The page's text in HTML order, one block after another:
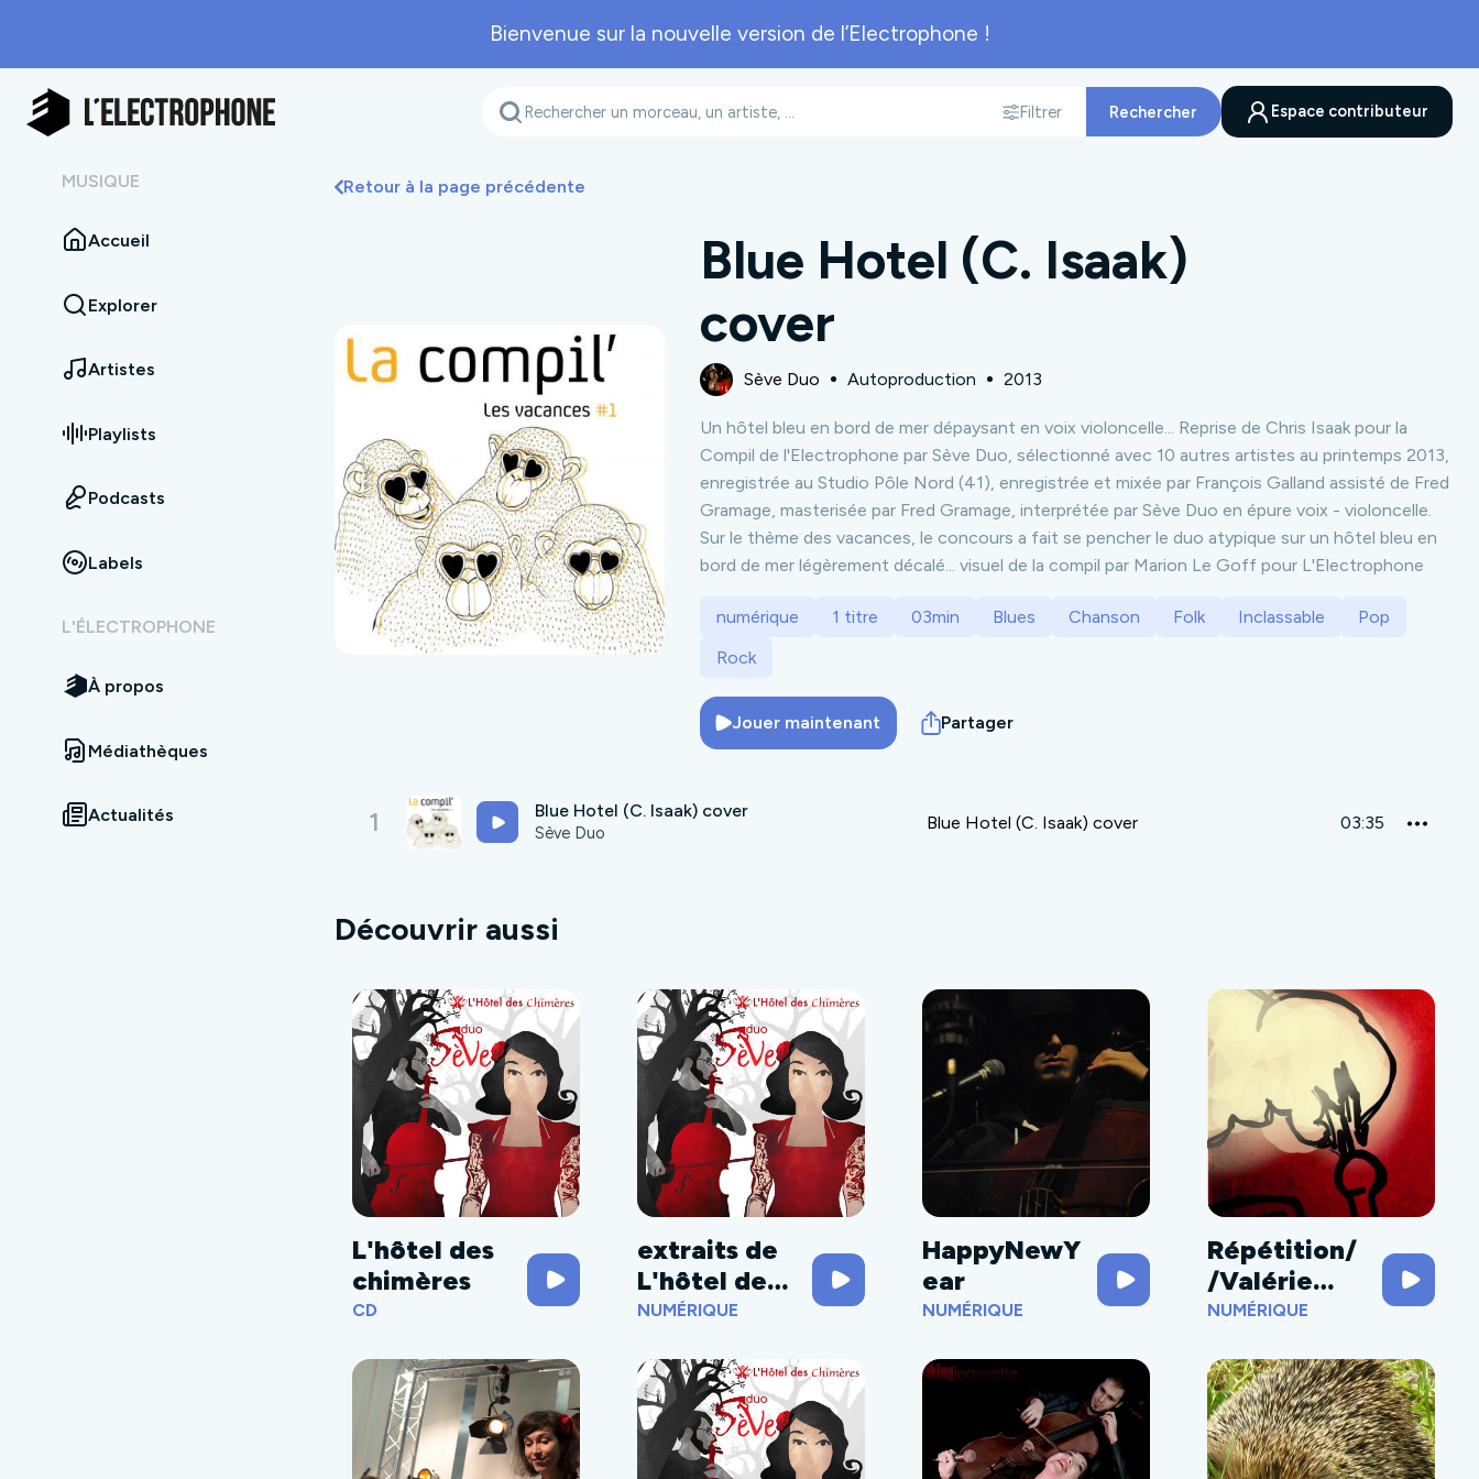
Bienvenue sur la nouvelle version de l’Electrophone !
Filtrer
Rechercher
Espace contributeur
MUSIQUE
Accueil
Explorer
Artistes
Playlists
Podcasts
Labels
L'ÉLECTROPHONE
À propos
Médiathèques
Actualités
Retour à la page précédente
Blue Hotel (C. Isaak)
cover
Sève Duo Autoproduction 2013
Un hôtel bleu en bord de mer dépaysant en voix violoncelle... Reprise de Chris Isaak pour la
Compil de l'Electrophone par Sève Duo, sélectionné avec 10 autres artistes au printemps 2013,
enregistrée au Studio Pôle Nord (41), enregistrée et mixée par François Galland assisté de Fred
Gramage, masterisée par Fred Gramage, interprétée par Sève Duo en épure voix - violoncelle.
Sur le thème des vacances, le concours a fait se pencher le duo atypique sur un hôtel bleu en
bord de mer légèrement décalé... visuel de la compil par Marion Le Goff pour L'Electrophone
numérique 1 titre 03min Blues Chanson Folk Inclassable
Pop
Rock
Jouer maintenant Partager
1 Blue Hotel (C. Isaak) cover
Sève Duo
Blue Hotel (C. Isaak) cover 03:35
Découvrir aussi
L'hôtel des
chimères
CD
extraits de
L'hôtel des
chimères
NUMÉRIQUE
HappyNewY
ear
NUMÉRIQUE
Répétition/
/Valérie
Rouzeau
NUMÉRIQUE